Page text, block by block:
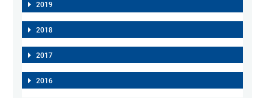
2019
2018
2017
2016